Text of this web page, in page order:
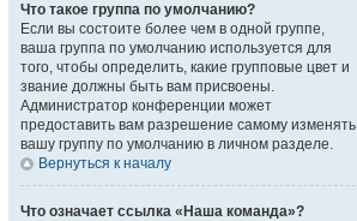
Что такое группа по умолчанию?
Если вы состоите более чем в одной группе,
ваша группа по умолчанию используется для
того, чтобы определить, какие групповые цвет и
звание должны быть вам присвоены.
Администратор конференции может
предоставить вам разрешение самому изменять
вашу группу по умолчанию в личном разделе.
Вернуться к началу
Что означает ссылка «Наша команда»?